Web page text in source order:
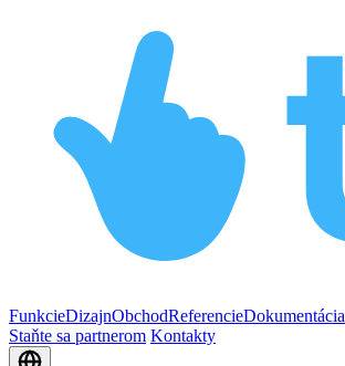
FunkcieDizajnObchodReferencieDokumentácia
Staňte sa partnerom Kontakty